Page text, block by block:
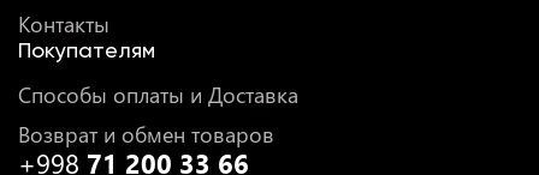
Контакты
Покупателям
Способы оплаты и Доставка
Возврат и обмен товаров
+998 71 200 33 66